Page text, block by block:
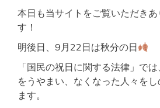
本日も当サイトをご覧いただきあ
す！
明後日、9月22日は秋分の日
「国民の祝日に関する法律」で
をうやまい、なくなった人々を
ます。